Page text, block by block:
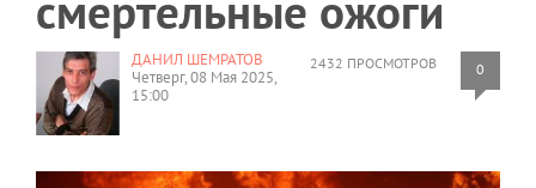
2432 ПРОСМОТРОВ 0
ДАНИЛ ШЕМРАТОВ
Четверг, 08 Мая 2025,
15:00